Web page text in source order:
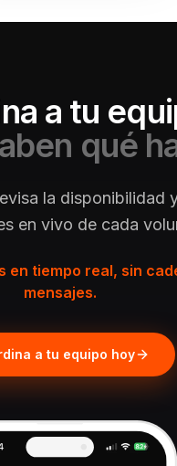
a tu
qué
la disponibilidad
en vivo de cada
en tiempo real, sin
mensajes.
a tu equipo hoy